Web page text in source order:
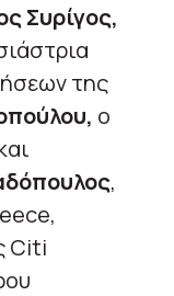
Συρίγος,
της
ο
,
Citi